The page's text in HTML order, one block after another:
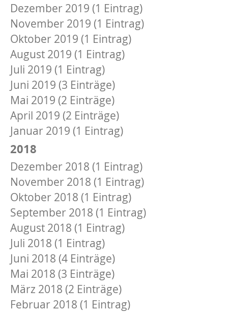
Dezember 2019 (1 Eintrag)
November 2019 (1 Eintrag)
Oktober 2019 (1 Eintrag)
August 2019 (1 Eintrag)
Juli 2019 (1 Eintrag)
Juni 2019 (3 Einträge)
Mai 2019 (2 Einträge)
April 2019 (2 Einträge)
Januar 2019 (1 Eintrag)
2018
Dezember 2018 (1 Eintrag)
November 2018 (1 Eintrag)
Oktober 2018 (1 Eintrag)
September 2018 (1 Eintrag)
August 2018 (1 Eintrag)
Juli 2018 (1 Eintrag)
Juni 2018 (4 Einträge)
Mai 2018 (3 Einträge)
März 2018 (2 Einträge)
Februar 2018 (1 Eintrag)